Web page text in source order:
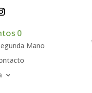
0
Mano